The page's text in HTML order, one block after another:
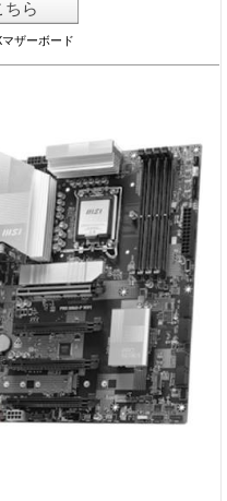
ちら
ザーボード